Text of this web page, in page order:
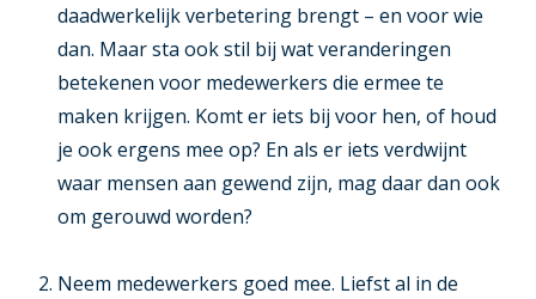
daadwerkelijk verbetering brengt – en voor wie
dan. Maar sta ook stil bij wat veranderingen
betekenen voor medewerkers die ermee te
maken krijgen. Komt er iets bij voor hen, of houd
je ook ergens mee op? En als er iets verdwijnt
waar mensen aan gewend zijn, mag daar dan ook
om gerouwd worden?
Neem medewerkers goed mee. Liefst al in de